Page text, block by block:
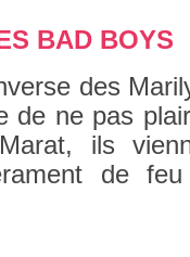
BAD BOYS
des
de ne pas
ils
de